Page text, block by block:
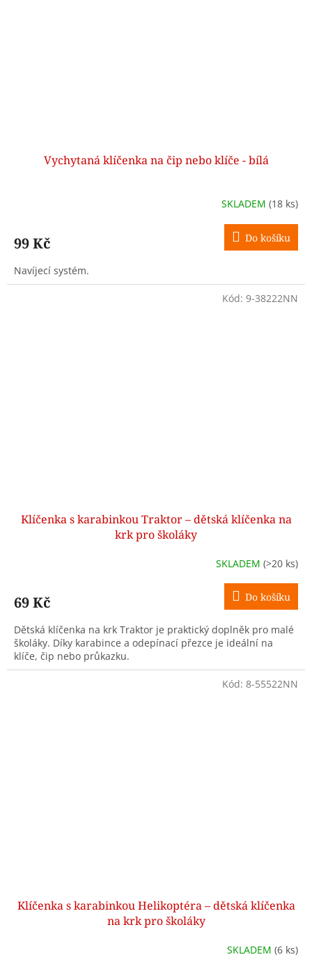
Vychytaná klíčenka na čip nebo klíče - bílá
SKLADEM (18 ks)
99 Kč Do košíku
Navíjecí systém.
Klíčenka s karabinkou Traktor – dětská klíčenka na
krk pro školáky
SKLADEM (>20 ks)
69 Kč Do košíku
Dětská klíčenka na krk Traktor je praktický doplněk pro malé
školáky. Díky karabince a odepínací přezce je ideální na
klíče, čip nebo průkazku.
Kód: 9-38222NN
Klíčenka s karabinkou Helikoptéra – dětská klíčenka
na krk pro školáky
SKLADEM (6 ks)
Kód: 8-55522NN